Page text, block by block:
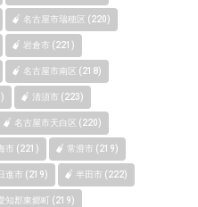
名古屋市瑞穂区 (220)
岩倉市 (221)
名古屋市南区 (218)
清須市 (223)
名古屋市天白区 (220)
市 (221) 常滑市 (219)
日進市 (219) 半田市 (222)
知郡東郷町 (219)